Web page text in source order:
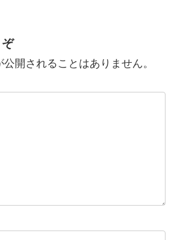
開されることはありません。